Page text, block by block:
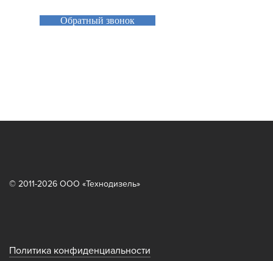
Обратный звонок
© 2011-2026 ООО «Технодизель»
Политика конфиденциальности